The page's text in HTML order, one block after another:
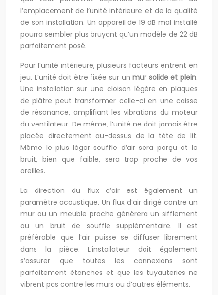
l’emplacement de l’unité intérieure et de la qualité
de son installation. Un appareil de 19 dB mal installé
pourra sembler plus bruyant qu’un modèle de 22 dB
parfaitement posé.
Pour l’unité intérieure, plusieurs facteurs entrent en
jeu. L’unité doit être fixée sur unmur solide et plein.
Une installation sur une cloison légère en plaques
de plâtre peut transformer celle-ci en une caisse
de résonance, amplifiant les vibrations du moteur
du ventilateur. De même, l’unité ne doit jamais être
placée directement au-dessus de la tête de lit.
Même le plus léger souffle d’air sera perçu et le
bruit, bien que faible, sera trop proche de vos
oreilles.
La direction du flux d’air est également un
paramètre acoustique. Un flux d’air dirigé contre un
mur ou un meuble proche générera un sifflement
ou un bruit de souffle supplémentaire. Il est
préférable que l’air puisse se diffuser librement
dans la pièce. L’installateur doit également
s’assurer que toutes les connexions sont
parfaitement étanches et que les tuyauteries ne
vibrent pas contre les murs ou d’autres éléments.